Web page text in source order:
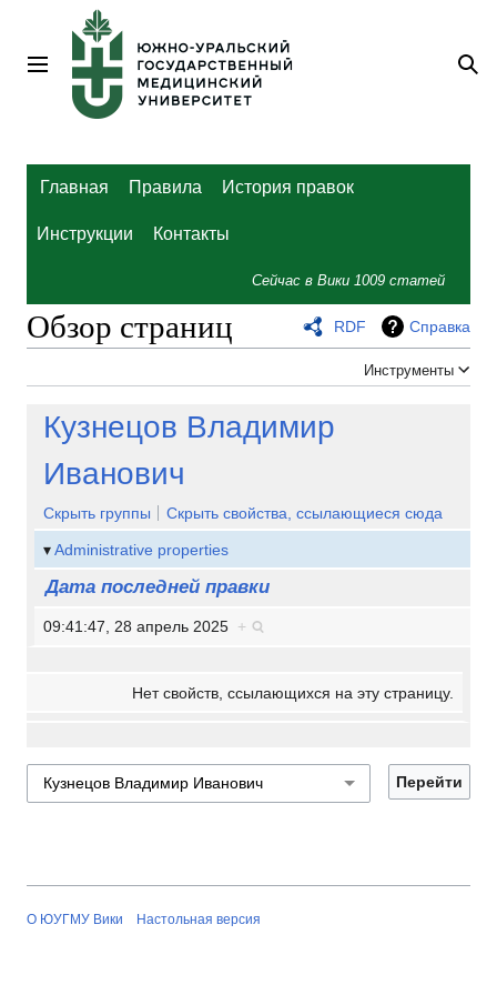
содержанию
Главное меню
Главная Правила История правок
Инструкции Контакты
Сейчас в Вики 1009 статей
Обзор страниц RDF Справка
Инструменты
Кузнецов Владимир
Иванович
Скрыть группы Скрыть свойства, ссылающиеся сюда
Administrative properties
Дата последней правки
09:41:47, 28 апрель 2025 +
Нет свойств, ссылающихся на эту страницу.
О ЮУГМУ Вики Настольная версия